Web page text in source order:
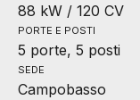
88 kW / 120 CV
PORTE E POSTI
5 porte, 5 posti
SEDE
Campobasso